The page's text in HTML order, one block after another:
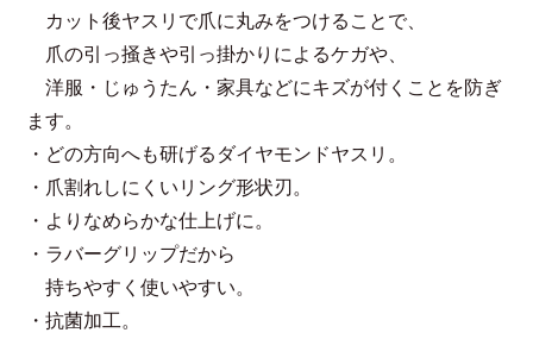
カット後ヤスリで爪に丸みをつけることで、
爪の引っ掻きや引っ掛かりによるケガや、
洋服・じゅうたん・家具などにキズが付くことを防ぎ
ます。
・どの方向へも研げるダイヤモンドヤスリ。
・爪割れしにくいリング形状刃。
・よりなめらかな仕上げに。
・ラバーグリップだから
持ちやすく使いやすい。
・抗菌加工。